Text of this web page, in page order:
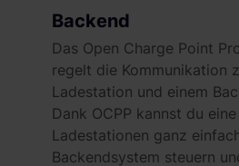
Backend
Das Open Charge Point
regelt die Kommunikation
Ladestation und einem
Dank OCPP kannst du
Ladestationen ganz
Backendsystem steuern